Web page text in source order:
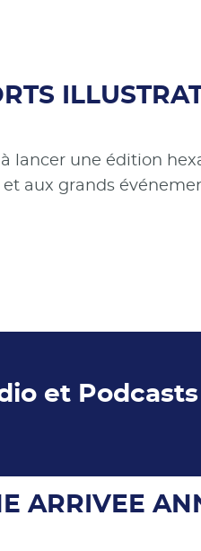
lancer une édition
aux grands
et Podcasts
ARRIVEE